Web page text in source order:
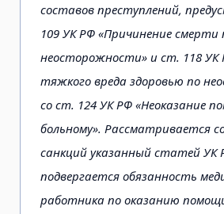
составов преступлений,
109 УК РФ «Причинение смерти
неосторожности» и ст. 118 УК
тяжкого вреда здоровью по
со ст. 124 УК РФ «Неоказание
больному». Рассматривается
санкций указанный статей УК
подвергается обязанность
работника по оказанию